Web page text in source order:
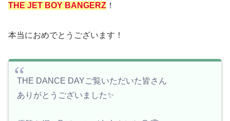
THE JET BOY BANGERZ ！
本当におめでとうございます！
THE DANCE DAYご覧いただいた皆さん
ありがとうございました✨